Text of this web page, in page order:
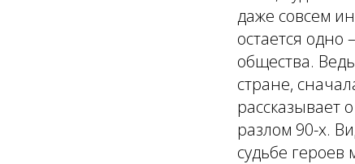
даже совсем
остается
общества.
стране,
рассказывает
разлом 90-х.
судьбе героев